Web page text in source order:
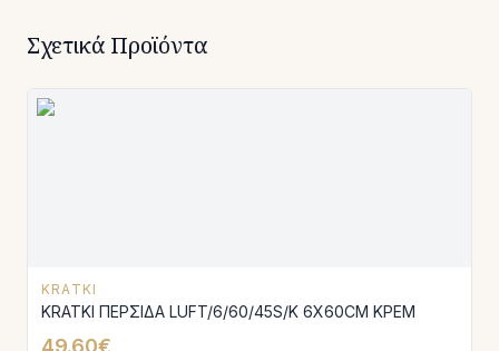
Σχετικά Προϊόντα
KRATKI
KRATKI ΠΕΡΣΙΔΑ LUFT/6/60/45S/K 6X60CM ΚΡΕΜ
49.60€